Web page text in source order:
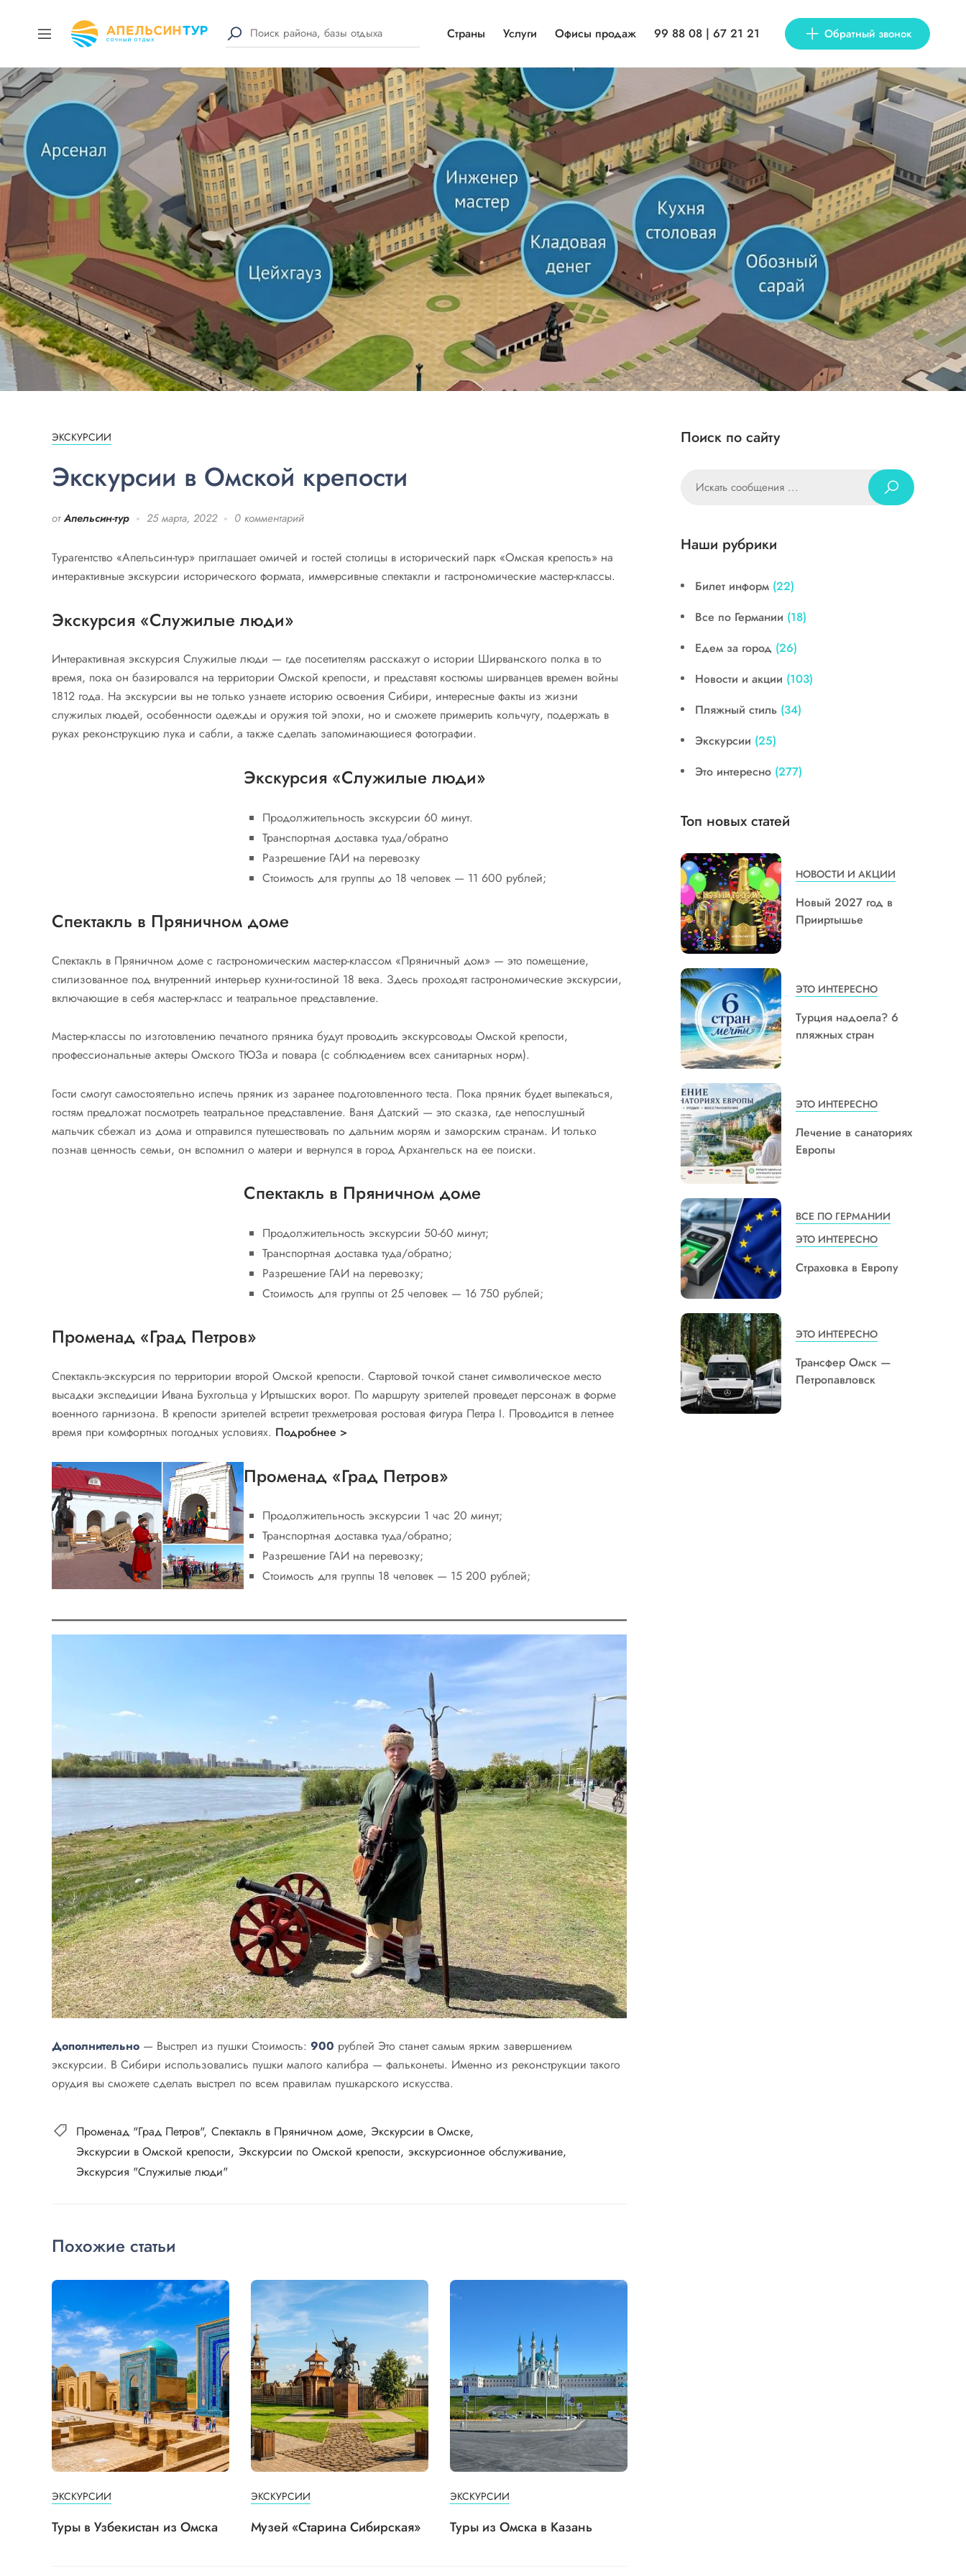
Страны Услуги Офисы продаж 99 88 08 | 67 21 21 Обратный звонок
ЭКСКУРСИИ
Экскурсии в Омской крепости
от Апельсин-тур 25 марта, 2022 0 комментарий
Турагентство «Апельсин-тур» приглашает омичей и гостей столицы в исторический парк «Омская крепость» на
интерактивные экскурсии исторического формата, иммерсивные спектакли и гастрономические мастер-классы.
Экскурсия «Служилые люди»
Интерактивная экскурсия Служилые люди — где посетителям расскажут о истории Ширванского полка в то
время, пока он базировался на территории Омской крепости, и представят костюмы ширванцев времен войны
1812 года. На экскурсии вы не только узнаете историю освоения Сибири, интересные факты из жизни
служилых людей, особенности одежды и оружия той эпохи, но и сможете примерить кольчугу, подержать в
руках реконструкцию лука и сабли, а также сделать запоминающиеся фотографии.
Экскурсия «Служилые люди»
Продолжительность экскурсии 60 минут.
Транспортная доставка туда/обратно
Разрешение ГАИ на перевозку
Стоимость для группы до 18 человек — 11 600 рублей;
Спектакль в Пряничном доме
Спектакль в Пряничном доме с гастрономическим мастер-классом «Пряничный дом» — это помещение,
стилизованное под внутренний интерьер кухни-гостиной 18 века. Здесь проходят гастрономические экскурсии,
включающие в себя мастер-класс и театральное представление.
Мастер-классы по изготовлению печатного пряника будут проводить экскурсоводы Омской крепости,
профессиональные актеры Омского ТЮЗа и повара (с соблюдением всех санитарных норм).
Гости смогут самостоятельно испечь пряник из заранее подготовленного теста. Пока пряник будет выпекаться,
гостям предложат посмотреть театральное представление. Ваня Датский — это сказка, где непослушный
мальчик сбежал из дома и отправился путешествовать по дальним морям и заморским странам. И только
познав ценность семьи, он вспомнил о матери и вернулся в город Архангельск на ее поиски.
Спектакль в Пряничном доме
Продолжительность экскурсии 50-60 минут;
Транспортная доставка туда/обратно;
Разрешение ГАИ на перевозку;
Стоимость для группы от 25 человек — 16 750 рублей;
Променад «Град Петров»
Спектакль-экскурсия по территории второй Омской крепости. Стартовой точкой станет символическое место
высадки экспедиции Ивана Бухгольца у Иртышских ворот. По маршруту зрителей проведет персонаж в форме
военного гарнизона. В крепости зрителей встретит трехметровая ростовая фигура Петра I. Проводится в летнее
время при комфортных погодных условиях. Подробнее >
Променад «Град Петров»
Продолжительность экскурсии 1 час 20 минут;
Транспортная доставка туда/обратно;
Разрешение ГАИ на перевозку;
Стоимость для группы 18 человек — 15 200 рублей;
Дополнительно — Выстрел из пушки Стоимость: 900 рублей Это станет самым ярким завершением
экскурсии. В Сибири использовались пушки малого калибра — фальконеты. Именно из реконструкции такого
орудия вы сможете сделать выстрел по всем правилам пушкарского искусства.
Променад "Град Петров" Спектакль в Пряничном доме Экскурсии в Омске
Экскурсии в Омской крепости Экскурсии по Омской крепости экскурсионное обслуживание
Экскурсия "Служилые люди"
Похожие статьи
ЭКСКУРСИИ
Туры в Узбекистан из Омска
ЭКСКУРСИИ
Музей «Старина Сибирская»
ЭКСКУРСИИ
Туры из Омска в Казань
Поиск по сайту
Наши рубрики
Билет информ (22)
Все по Германии (18)
Едем за город (26)
Новости и акции (103)
Пляжный стиль (34)
Экскурсии (25)
Это интересно (277)
Топ новых статей
НОВОСТИ И АКЦИИ
Новый 2027 год в
Прииртышье
ЭТО ИНТЕРЕСНО
Турция надоела? 6
пляжных стран
ЭТО ИНТЕРЕСНО
Лечение в санаториях
Европы
ВСЕ ПО ГЕРМАНИИ
ЭТО ИНТЕРЕСНО
Страховка в Европу
ЭТО ИНТЕРЕСНО
Трансфер Омск —
Петропавловск